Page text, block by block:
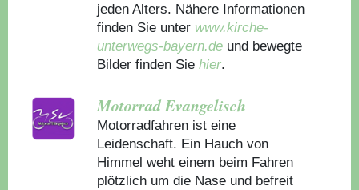
jeden Alters. Nähere Informationen
finden Sie unter www.kirche-
unterwegs-bayern.de und bewegte
Bilder finden Sie hier.
Motorrad Evangelisch
Motorradfahren ist eine
Leidenschaft. Ein Hauch von
Himmel weht einem beim Fahren
plötzlich um die Nase und befreit